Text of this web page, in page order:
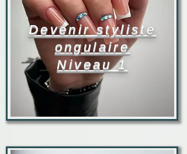
Devenir styliste
ongulaire
Niveau 1